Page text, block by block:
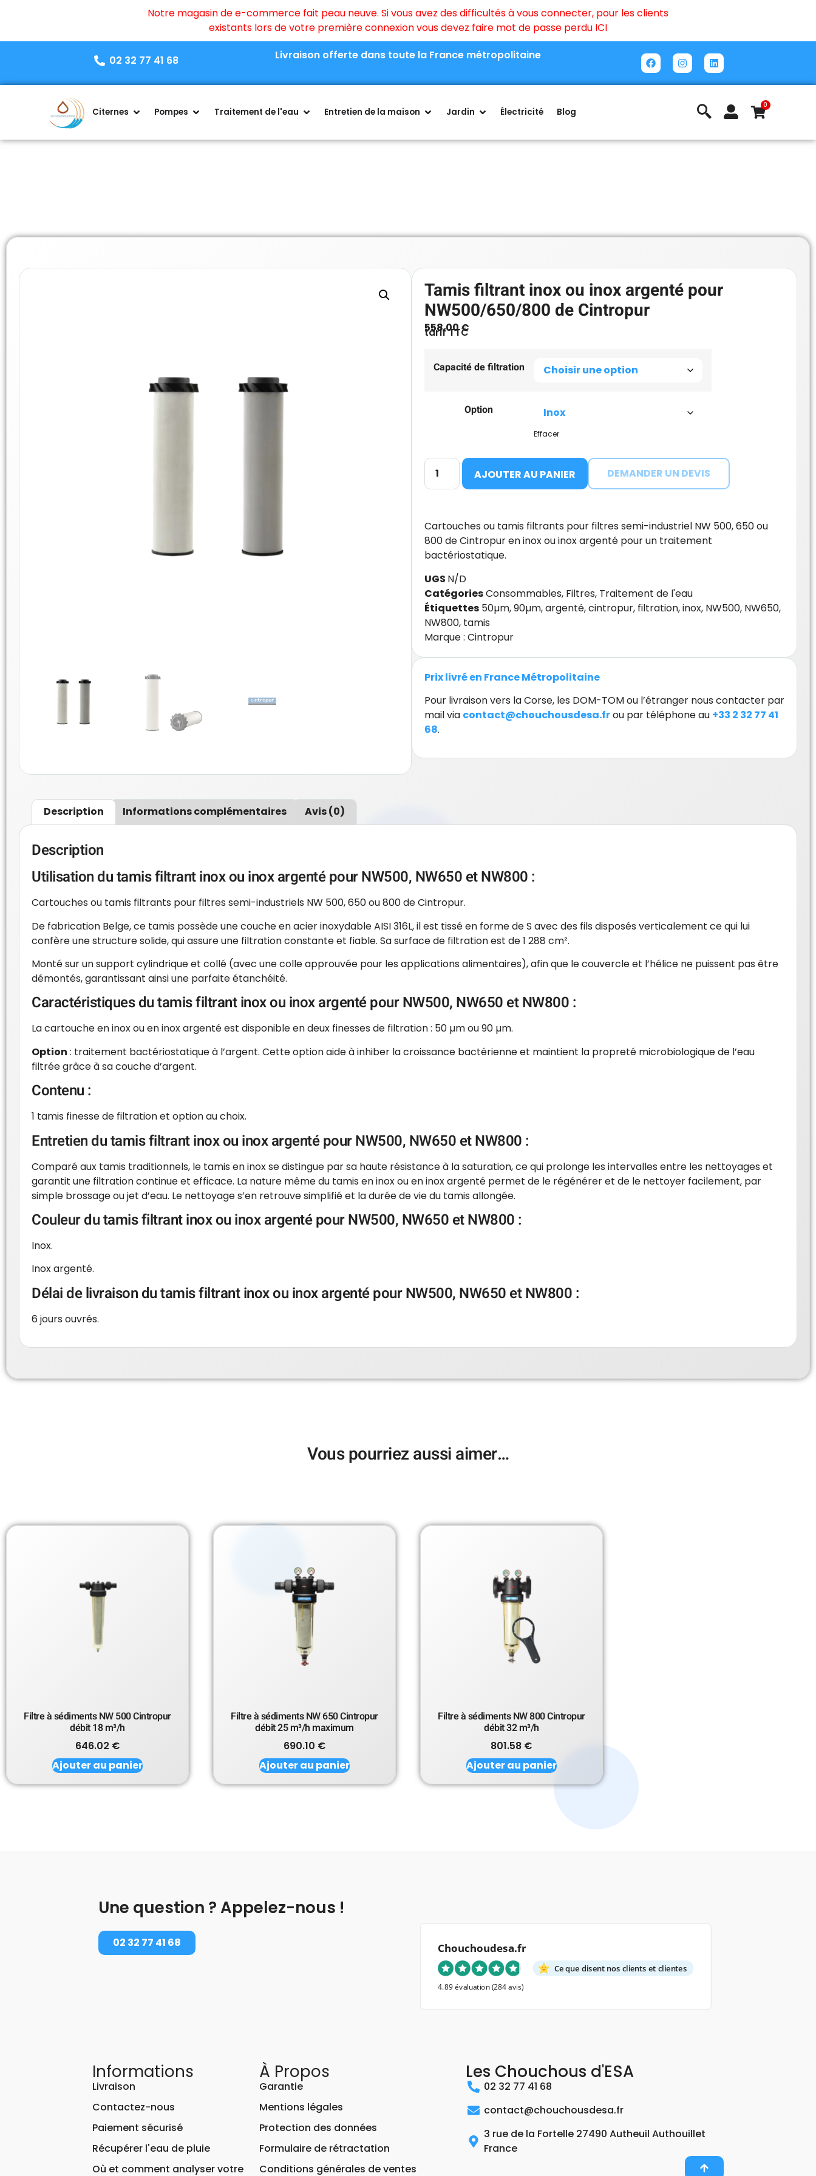
Notre magasin de e-commerce fait peau neuve. Si vous avez des difficultés à vous connecter, pour les clients
existants lors de votre première connexion vous devez faire mot de passe perdu ICI
02 32 77 41 68 Livraison offerte dans toute la France métropolitaine
Citernes Pompes Traitement de l'eau Entretien de la maison Jardin Électricité Blog
0
Tamis filtrant inox ou inox argenté pour
NW500/650/800 de Cintropur
558.00€
tarif TTC
Capacité de filtration
Option
Effacer
AJOUTER AU PANIER DEMANDER UN DEVIS
Cartouches ou tamis filtrants pour filtres semi-industriel NW 500, 650 ou
800 de Cintropur en inox ou inox argenté pour un traitement
bactériostatique.
UGS N/D
CatégoriesConsommables, Filtres, Traitement de l'eau
Étiquettes 50µm,90µm,argenté,cintropur, filtration,inox, NW500, NW650,
NW800, tamis
Marque : Cintropur
Prix livré en France Métropolitaine
Pour livraison vers la Corse, les DOM-TOM ou l’étranger nous contacter par
mail via contact@chouchousdesa.frou par téléphone au +33 2 32 77 41
68.
Description Informations complémentaires Avis (0)
Description
Utilisation du tamis filtrant inox ou inox argenté pour NW500, NW650 et NW800 :
Cartouches ou tamis filtrants pour filtres semi-industriels NW 500, 650 ou 800 de Cintropur.
De fabrication Belge, ce tamis possède une couche en acier inoxydable AISI 316L, il est tissé en forme de S avec des fils disposés verticalement ce qui lui
confère une structure solide, qui assure une filtration constante et fiable. Sa surface de filtration est de 1 288 cm².
Monté sur un support cylindrique et collé (avec une colle approuvée pour les applications alimentaires), afin que le couvercle et l’hélice ne puissent pas être
démontés, garantissant ainsi une parfaite étanchéité.
Caractéristiques du tamis filtrant inox ou inox argenté pour NW500, NW650 et NW800 :
La cartouche en inox ou en inox argenté est disponible en deux finesses de filtration : 50 µm ou 90 µm.
Option : traitement bactériostatique à l’argent. Cette option aide à inhiber la croissance bactérienne et maintient la propreté microbiologique de l’eau
filtrée grâce à sa couche d’argent.
Contenu :
1 tamis finesse de filtration et option au choix.
Entretien du tamis filtrant inox ou inox argenté pour NW500, NW650 et NW800 :
Comparé aux tamis traditionnels, le tamis en inox se distingue par sa haute résistance à la saturation, ce qui prolonge les intervalles entre les nettoyages et
garantit une filtration continue et efficace. La nature même du tamis en inox ou en inox argenté permet de le régénérer et de le nettoyer facilement, par
simple brossage ou jet d’eau. Le nettoyage s’en retrouve simplifié et la durée de vie du tamis allongée.
Couleur du tamis filtrant inox ou inox argenté pour NW500, NW650 et NW800 :
Inox.
Inox argenté.
Délai de livraison du tamis filtrant inox ou inox argenté pour NW500, NW650 et NW800 :
6 jours ouvrés.
Vous pourriez aussi aimer…
Filtre à sédiments NW 500 Cintropur
débit 18 m³/h
646.02 €
Ajouter au panier
Filtre à sédiments NW 650 Cintropur
débit 25 m³/h maximum
690.10 €
Ajouter au panier
Filtre à sédiments NW 800 Cintropur
débit 32 m³/h
801.58 €
Ajouter au panier
Une question ? Appelez-nous !
02 32 77 41 68 Chouchoudesa.fr
Ce que disent nos clients et clientes
4.89 évaluation(284 avis)
Informations
Livraison
Contactez-nous
Paiement sécurisé
Récupérer l'eau de pluie
Où et comment analyser votre
À Propos
Garantie
Mentions légales
Protection des données
Formulaire de rétractation
Conditions générales de ventes
Les Chouchous d'ESA
02 32 77 41 68
contact@chouchousdesa.fr
3 rue de la Fortelle 27490 Autheuil Authouillet
France